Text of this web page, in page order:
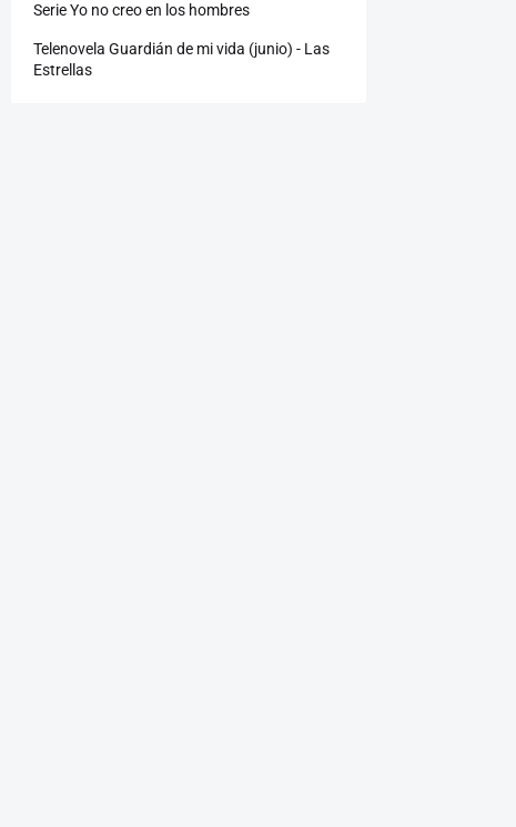
Serie Yo no creo en los hombres
Telenovela Guardián de mi vida (junio) - Las
Estrellas